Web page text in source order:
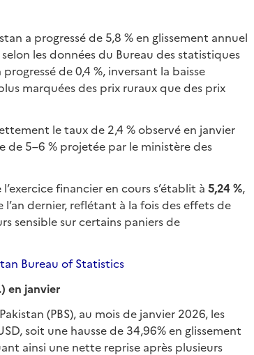
a progressé de 5,8 % en glissement annuel
les données du Bureau des statistiques
de 0,4 %, inversant la baisse
marquées des prix ruraux que des prix
le taux de 2,4 % observé en janvier
de 5–6 % projetée par le ministère des
financier en cours s’établit à 5,24 %,
dernier, reflétant à la fois des effets de
sensible sur certains paniers de
Bureau of Statistics
en janvier
(PBS), au mois de janvier 2026, les
soit une hausse de 34,96% en glissement
ainsi une nette reprise après plusieurs